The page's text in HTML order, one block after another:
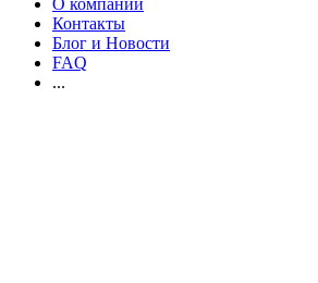
О компании
Контакты
Блог и Новости
FAQ
...